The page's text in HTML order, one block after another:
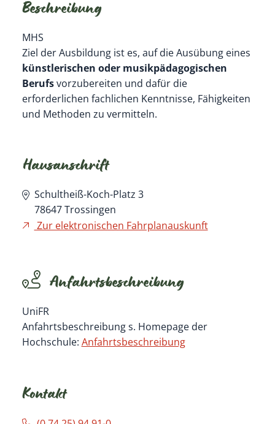
Beschreibung
MHS
Ziel der Ausbildung ist es, auf die Ausübung eines
künstlerischen oder musikpädagogischen
Berufsvorzubereiten und dafür die
erforderlichen fachlichen Kenntnisse, Fähigkeiten
und Methoden zu vermitteln.
Hausanschrift
Schultheiß-Koch-Platz 3
78647 Trossingen
Zur elektronischen Fahrplanauskunft
Anfahrtsbeschreibung
UniFR
Anfahrtsbeschreibung s. Homepage der
Hochschule: Anfahrtsbeschreibung
Kontakt